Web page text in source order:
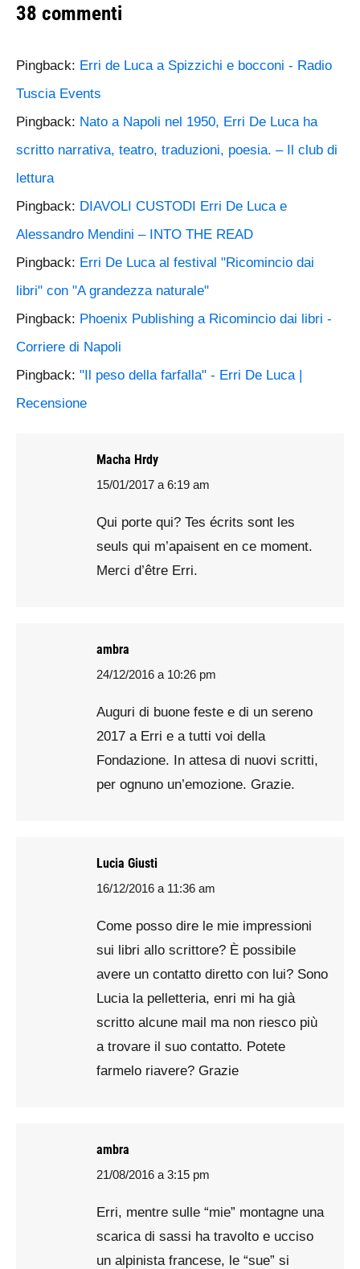
38 commenti
Pingback: Erri de Luca a Spizzichi e bocconi - Radio
Tuscia Events
Pingback: Nato a Napoli nel 1950, Erri De Luca ha
scritto narrativa, teatro, traduzioni, poesia. – Il club di
lettura
Pingback: DIAVOLI CUSTODI Erri De Luca e
Alessandro Mendini – INTO THE READ
Pingback: Erri De Luca al festival "Ricomincio dai
libri" con "A grandezza naturale"
Pingback: Phoenix Publishing a Ricomincio dai libri -
Corriere di Napoli
Pingback: "Il peso della farfalla" - Erri De Luca |
Recensione
Macha Hrdy
says:
15/01/2017 a 6:19 am
Qui porte qui? Tes écrits sont les
seuls qui m’apaisent en ce moment.
Merci d’être Erri.
ambra
says:
24/12/2016 a 10:26 pm
Auguri di buone feste e di un sereno
2017 a Erri e a tutti voi della
Fondazione. In attesa di nuovi scritti,
per ognuno un’emozione. Grazie.
Lucia Giusti
says:
16/12/2016 a 11:36 am
Come posso dire le mie impressioni
sui libri allo scrittore? È possibile
avere un contatto diretto con lui? Sono
Lucia la pelletteria, enri mi ha già
scritto alcune mail ma non riesco più
a trovare il suo contatto. Potete
farmelo riavere? Grazie
ambra
says:
21/08/2016 a 3:15 pm
Erri, mentre sulle “mie” montagne una
scarica di sassi ha travolto e ucciso
un alpinista francese, le “sue” si